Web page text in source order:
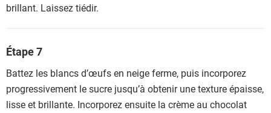
brillant. Laissez tiédir.
Étape 7
Battez les blancs d’œufs en neige ferme, puis incorporez
progressivement le sucre jusqu’à obtenir une texture épaisse,
lisse et brillante. Incorporez ensuite la crème au chocolat